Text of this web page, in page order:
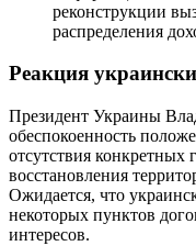
реконструкции
распределения
Реакция
Президент Украины
обеспокоенность
отсутствия конкретных
восстановления
Ожидается, что
некоторых пунктов
интересов.